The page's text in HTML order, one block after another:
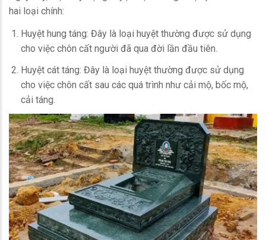
hai loại chính:
Huyệt hung táng: Đây là loại huyệt thường được sử dụng
cho việc chôn cất người đã qua đời lần đầu tiên.
Huyệt cát táng: Đây là loại huyệt thường được sử dụng
cho việc chôn cất sau các quá trình như cải mộ, bốc mộ,
cải táng.